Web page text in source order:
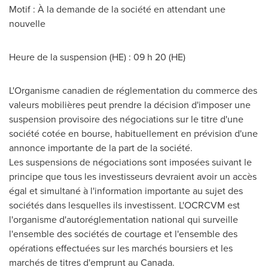
Motif : À la demande de la société en attendant une
nouvelle
Heure de la suspension (HE) : 09 h 20 (HE)
L'Organisme canadien de réglementation du commerce des
valeurs mobilières peut prendre la décision d'imposer une
suspension provisoire des négociations sur le titre d'une
société cotée en bourse, habituellement en prévision d'une
annonce importante de la part de la société.
Les suspensions de négociations sont imposées suivant le
principe que tous les investisseurs devraient avoir un accès
égal et simultané à l'information importante au sujet des
sociétés dans lesquelles ils investissent. L'OCRCVM est
l'organisme d'autoréglementation national qui surveille
l'ensemble des sociétés de courtage et l'ensemble des
opérations effectuées sur les marchés boursiers et les
marchés de titres d'emprunt au Canada.